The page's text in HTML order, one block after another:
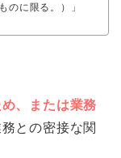
のに限る。）」
、または業務
との密接な関